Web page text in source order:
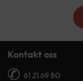
Kontakt oss
61 21 69 80